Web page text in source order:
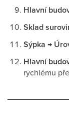
Hlavní
Sklad
Sýpka →
Hlavní
rychlému